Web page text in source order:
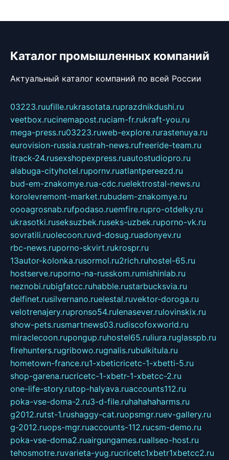
Каталог промышленных компаний
Актуальный каталог компаний по всей России
03223.ruufille.rukrasotata.ruprazdnikdushi.ru
veetbox.rucinemapost.ruciam-fr.rukraft-you.ru
mega-press.ru03223.ruweb-explore.rurastenuya.ru
eurovision-russia.rustrah-news.rufreeride-team.ru
itrack-24.rusexshopexpress.ruautostudiopro.ru
alabuga-cityhotel.rupornv.ruatlantpereezd.ru
bud-em-znakomye.rua-cdc.ruelektrostal-news.ru
korolevremont-market.rubudem-znakomye.ru
oooagrosnab.rufpodaso.ruemfire.rupro-otdelky.ru
ukrasotki.ruseksuzbek.ruseks-uzbek.ruporno-vk.ru
sovratili.ruolecoon.ruvd-dosug.ruadonyev.ru
rbc-news.ruporno-skvirt.rukrospr.ru
13autor-kolonka.rusormol.ru2rich.ruhostel-65.ru
hostserve.ruporno-na-russkom.rumishinlab.ru
neznobi.rubigfatcc.ruhabble.rustarbucksvia.ru
delfinet.rusilvernano.ruelestal.ruvektor-doroga.ru
velotrenajery.rupronso54.rulenasever.rulovinskix.ru
show-pets.rusmartnews03.rudiscofoxworld.ru
miraclecoon.rupongup.ruhostel65.ruliura.ruglasspb.ru
firehunters.rugribowo.rugnalis.rubulkitula.ru
hometown-france.ru1-xbeticricetc-1-xbetti-5.ru
shop-garena.rucricetc-1-xbetr-1-xbetcc-2.ru
one-life-story.rutop-halyava.ruaccounts112.ru
poka-vse-doma-2.ru3-d-file.ruhahahaharms.ru
g2012.rutst-1.rushaggy-cat.ruopsmgr.ruev-gallery.ru
g-2012.ruops-mgr.ruaccounts-112.rucsm-demo.ru
poka-vse-doma2.ruairgungames.ruallseo-host.ru
tehosmotre.ruvarieta-yug.rucricetc1xbetr1xbetcc2.ru